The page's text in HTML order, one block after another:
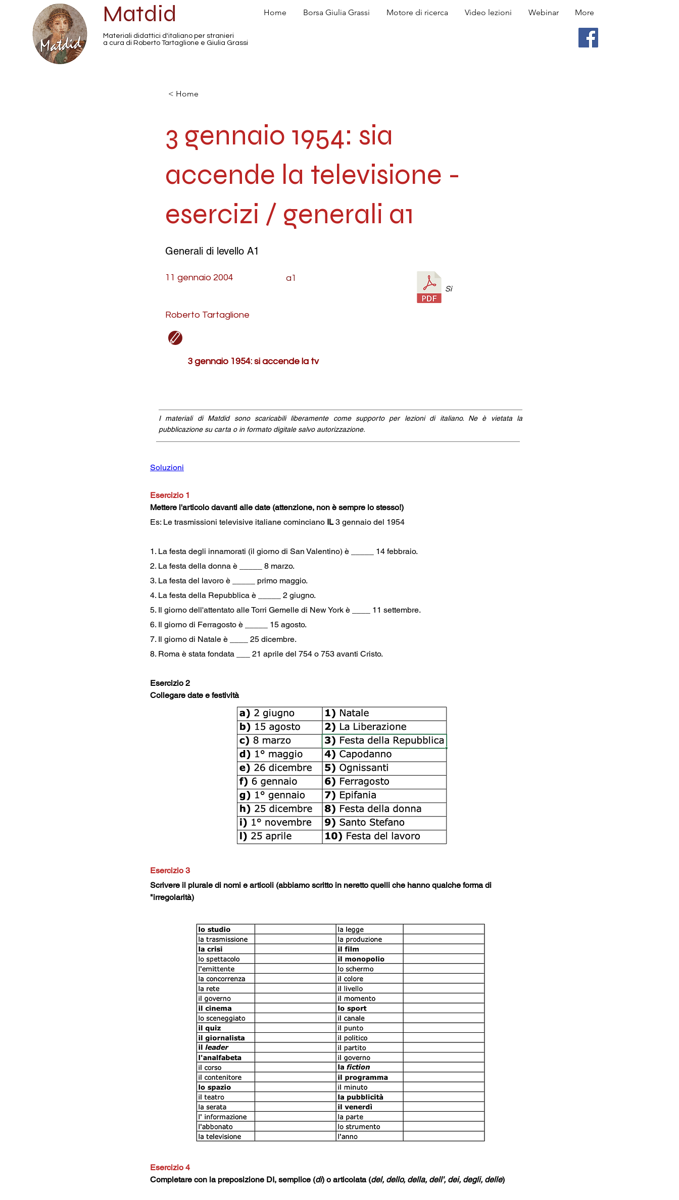
Matdid
Materiali didattici d'italiano per stranieri
a cura di Roberto Tartaglione e Giulia Grassi
Home Borsa Giulia Grassi Motore di ricerca Video lezioni Webinar More
< Home
3 gennaio 1954: sia
accende la televisione -
esercizi / generali a1
Generali di levello A1
11 gennaio 2004 a1
Roberto Tartaglione
Sì
3 gennaio 1954: si accende la tv
I materiali di Matdid sono scaricabili liberamente come supporto per lezioni di italiano. Ne è vietata la
pubblicazione su carta o in formato digitale salvo autorizzazione.
Soluzioni
Esercizio 1
Mettere l'articolo davanti alle date (attenzione, non è sempre lo stesso!)
Es: Le trasmissioni televisive italiane cominciano IL 3 gennaio del 1954
1. La festa degli innamorati (il giorno di San Valentino) è _____ 14 febbraio.
2. La festa della donna è _____ 8 marzo.
3. La festa del lavoro è _____ primo maggio.
4. La festa della Repubblica è _____ 2 giugno.
5. Il giorno dell'attentato alle Torri Gemelle di New York è ____ 11 settembre.
6. Il giorno di Ferragosto è _____ 15 agosto.
7. Il giorno di Natale è ____ 25 dicembre.
8. Roma è stata fondata ___ 21 aprile del 754 o 753 avanti Cristo.
Esercizio 2
Collegare date e festività
Esercizio 3
Scrivere il plurale di nomi e articoli (abbiamo scritto in neretto quelli che hanno qualche forma di
"irregolarità)
Esercizio 4
Completare con la preposizione DI, semplice (di) o articolata (del, dello, della, dell', dei, degli, delle)